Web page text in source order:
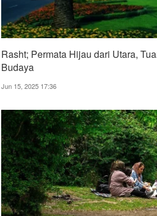
Rasht; Permata Hijau dari Utara,
Budaya
Jun 15, 2025 17:36